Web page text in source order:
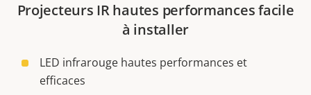
Projecteurs IR hautes performances facile
à installer
LED infrarouge hautes performances et
efficaces